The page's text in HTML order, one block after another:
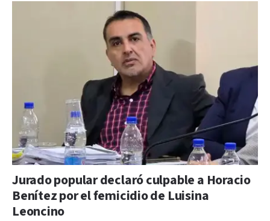
Jurado popular declaró culpable a Horacio
Benítez por el femicidio de Luisina
Leoncino